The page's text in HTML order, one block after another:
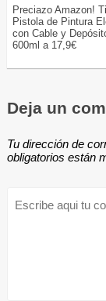
Preciazo Amazon!
Pistola de Pintura
con Cable y
600ml a 17,9€
Deja un
Tu dirección de
obligatorios están